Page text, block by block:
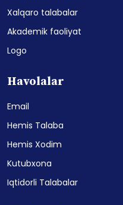
Xalqaro talabalar
Akademik faoliyat
Logo
Havolalar
Email
Hemis Talaba
Hemis Xodim
Kutubxona
Iqtidorli Talabalar